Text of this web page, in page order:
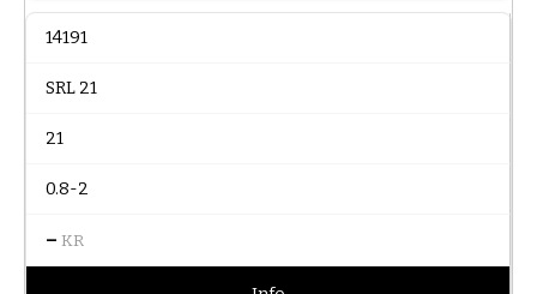
14191
SRL 21
21
0.8-2
– KR